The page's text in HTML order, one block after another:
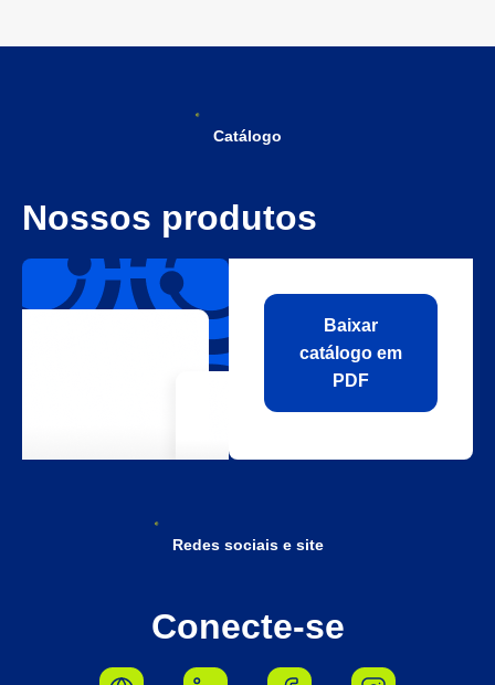
Catálogo
Nossos produtos
Baixar
catálogo em
PDF
Redes sociais e site
Conecte-se